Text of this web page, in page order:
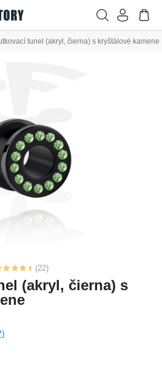
tunel (akryl, čierna) s kryštálové kamene
(22)
(akryl, čierna) s